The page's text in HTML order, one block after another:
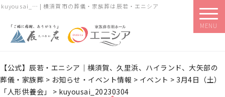
kuyousai_… | 横須賀市の葬儀・家族葬は辰若・エニシア
MENU
【公式】辰若・エニシア｜横須賀、久里浜、ハイランド、大矢部の
葬儀・家族葬 > お知らせ・イベント情報 > イベント > 3月4日（土）
「人形供養会」
> kuyousai_20230304